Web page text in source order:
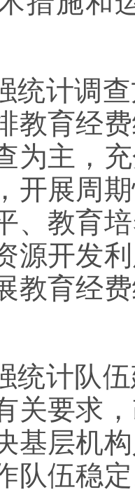
统计调
教育经
为主，
开展周
、教育
源开发
教育经
统计队
关要求
基层机
队伍稳